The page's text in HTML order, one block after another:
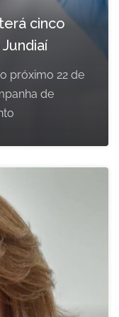
cinco
próximo 22 de
de